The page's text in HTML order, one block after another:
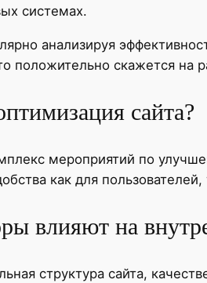
системах.
анализируя
положительно скажется на
сайта?
мероприятий по
как для
влияют на
структура сайта,